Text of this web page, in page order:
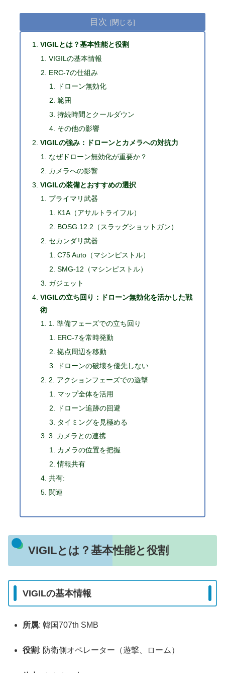
目次
VIGILとは？基本性能と役割
VIGILの基本情報
ERC-7の仕組み
ドローン無効化
範囲
持続時間とクールダウン
その他の影響
VIGILの強み：ドローンとカメラへの対抗力
なぜドローン無効化が重要か？
カメラへの影響
VIGILの装備とおすすめの選択
プライマリ武器
K1A（アサルトライフル）
BOSG.12.2（スラッグショットガン）
セカンダリ武器
C75 Auto（マシンピストル）
SMG-12（マシンピストル）
ガジェット
VIGILの立ち回り：ドローン無効化を活かした戦
術
1. 準備フェーズでの立ち回り
ERC-7を常時発動
拠点周辺を移動
ドローンの破壊を優先しない
2. アクションフェーズでの遊撃
マップ全体を活用
ドローン追跡の回避
タイミングを見極める
3. カメラとの連携
カメラの位置を把握
情報共有
共有:
関連
VIGILとは？基本性能と役割
VIGILの基本情報
所属: 韓国707th SMB
役割: 防衛側オペレーター（遊撃、ローム）